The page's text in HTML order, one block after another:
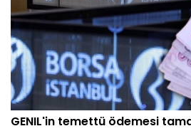
GENIL'in temettü ödemesi